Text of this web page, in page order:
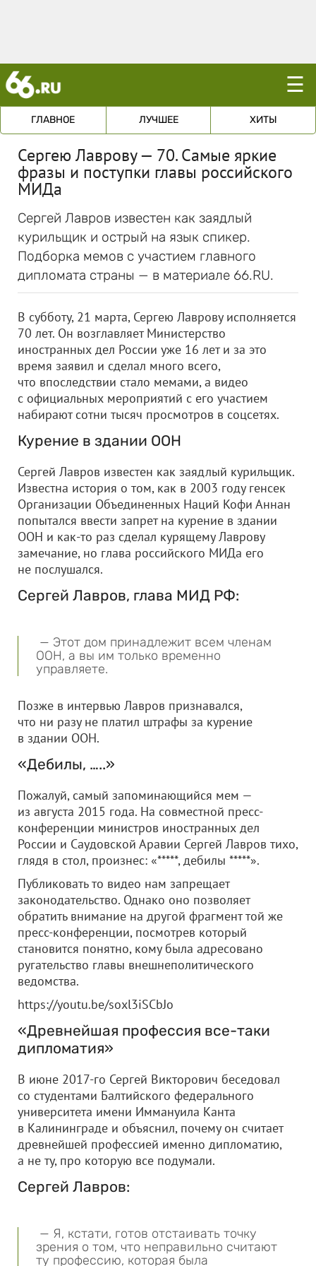
☰
ГЛАВНОЕ ЛУЧШЕЕ ХИТЫ
Сергею Лаврову — 70. Самые яркие
фразы и поступки главы российского
МИДа
Сергей Лавров известен как заядлый
курильщик и острый на язык спикер.
Подборка мемов с участием главного
дипломата страны — в материале 66.RU.
В субботу, 21 марта, Сергею Лаврову исполняется
70 лет. Он возглавляет Министерство
иностранных дел России уже 16 лет и за это
время заявил и сделал много всего,
что впоследствии стало мемами, а видео
с официальных мероприятий с его участием
набирают сотни тысяч просмотров в соцсетях.
Курение в здании ООН
Сергей Лавров известен как заядлый курильщик.
Известна история о том, как в 2003 году генсек
Организации Объединенных Наций Кофи Аннан
попытался ввести запрет на курение в здании
ООН и как-то раз сделал курящему Лаврову
замечание, но глава российского МИДа его
не послушался.
Сергей Лавров, глава МИД РФ:
— Этот дом принадлежит всем членам
ООН, а вы им только временно
управляете.
Позже в интервью Лавров признавался,
что ни разу не платил штрафы за курение
в здании ООН.
«Дебилы, …..»
Пожалуй, самый запоминающийся мем —
из августа 2015 года. На совместной пресс-
конференции министров иностранных дел
России и Саудовской Аравии Сергей Лавров тихо,
глядя в стол, произнес: «*****, дебилы *****».
Публиковать то видео нам запрещает
законодательство. Однако оно позволяет
обратить внимание на другой фрагмент той же
пресс-конференции, посмотрев который
становится понятно, кому была адресовано
ругательство главы внешнеполитического
ведомства.
https://youtu.be/soxl3iSCbJo
«Древнейшая профессия все-таки
дипломатия»
В июне 2017-го Сергей Викторович беседовал
со студентами Балтийского федерального
университета имени Иммануила Канта
в Калининграде и объяснил, почему он считает
древнейшей профессией именно дипломатию,
а не ту, про которую все подумали.
Сергей Лавров:
— Я, кстати, готов отстаивать точку
зрения о том, что неправильно считают
ту профессию, которая была